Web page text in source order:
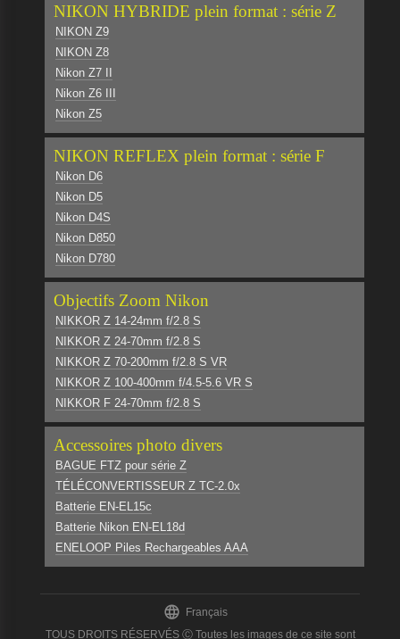
NIKON HYBRIDE plein format : série Z
NIKON Z9
NIKON Z8
Nikon Z7 II
Nikon Z6 III
Nikon Z5
NIKON REFLEX plein format : série F
Nikon D6
Nikon D5
Nikon D4S
Nikon D850
Nikon D780
Objectifs Zoom Nikon
NIKKOR Z 14-24mm f/2.8 S
NIKKOR Z 24-70mm f/2.8 S
NIKKOR Z 70-200mm f/2.8 S VR
NIKKOR Z 100-400mm f/4.5-5.6 VR S
NIKKOR F 24-70mm f/2.8 S
Accessoires photo divers
BAGUE FTZ pour série Z
TÉLÉCONVERTISSEUR Z TC-2.0x
Batterie EN-EL15c
Batterie Nikon EN-EL18d
ENELOOP Piles Rechargeables AAA
 Français
TOUS DROITS RÉSERVÉS Ⓒ Toutes les images de ce site sont